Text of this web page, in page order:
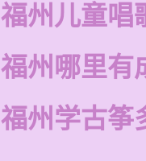
福州儿童唱
福州哪里有
福州学古筝